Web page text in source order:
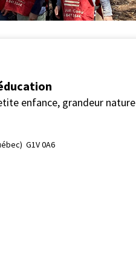
enfance, grandeur nature
G1V 0A6